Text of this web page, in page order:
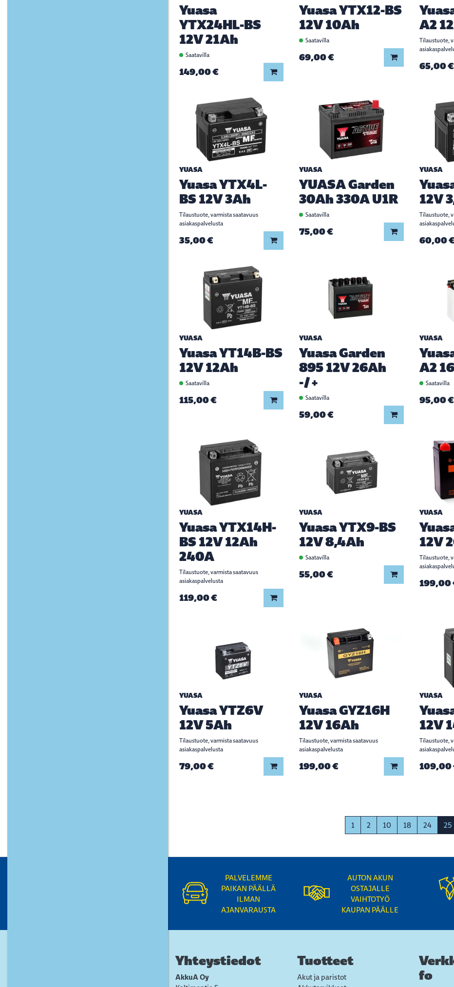
Yuasa
YTX24HL-BS
12V 21Ah
Saatavilla
149,00 € Lisää koriin
Yuasa YTX12-BS
12V 10Ah
Saatavilla
69,00 € Lisää koriin
A2
Tilaustuote,
65,00 €
YUASA
Yuasa YTX4L-
BS 12V 3Ah
Tilaustuote, varmista saatavuus
asiakaspalvelusta
35,00 € Lisää koriin
YUASA
YUASA Garden
30Ah 330A U1R
Saatavilla
75,00 € Lisää koriin
YUASA
12V
Tilaustuote,
60,00 €
YUASA
Yuasa YT14B-BS
12V 12Ah
Saatavilla
115,00 € Lisää koriin
YUASA
Yuasa Garden
895 12V 26Ah
-/+
Saatavilla
59,00 € Lisää koriin
YUASA
A2
Saatavilla
95,00 €
YUASA
Yuasa YTX14H-
BS 12V 12Ah
240A
Tilaustuote, varmista saatavuus
asiakaspalvelusta
119,00 € Lisää koriin
YUASA
Yuasa YTX9-BS
12V 8,4Ah
Saatavilla
55,00 € Lisää koriin
YUASA
12V
Tilaustuote,
199,00
YUASA
Yuasa YTZ6V
12V 5Ah
Tilaustuote, varmista saatavuus
asiakaspalvelusta
79,00 € Lisää koriin
YUASA
Yuasa GYZ16H
12V 16Ah
Tilaustuote, varmista saatavuus
asiakaspalvelusta
199,00 € Lisää koriin
YUASA
12V
Tilaustuote,
109,00
1 2 10 18 24 25
PALVELEMME
PAIKAN PÄÄLLÄ
ILMAN
AJANVARAUSTA
AUTON AKUN
OSTAJALLE
VAIHTOTYÖ
KAUPAN PÄÄLLE
Yhteystiedot
AkkuA Oy
Tuotteet
Akut ja paristot
fo